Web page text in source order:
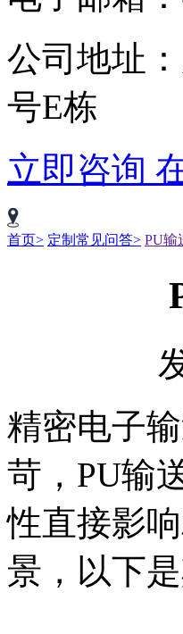
公司地址
号E栋
立即咨询
首页> 定制常见问答> PU输
精密电子
苛，PU输
性直接影
景，以下